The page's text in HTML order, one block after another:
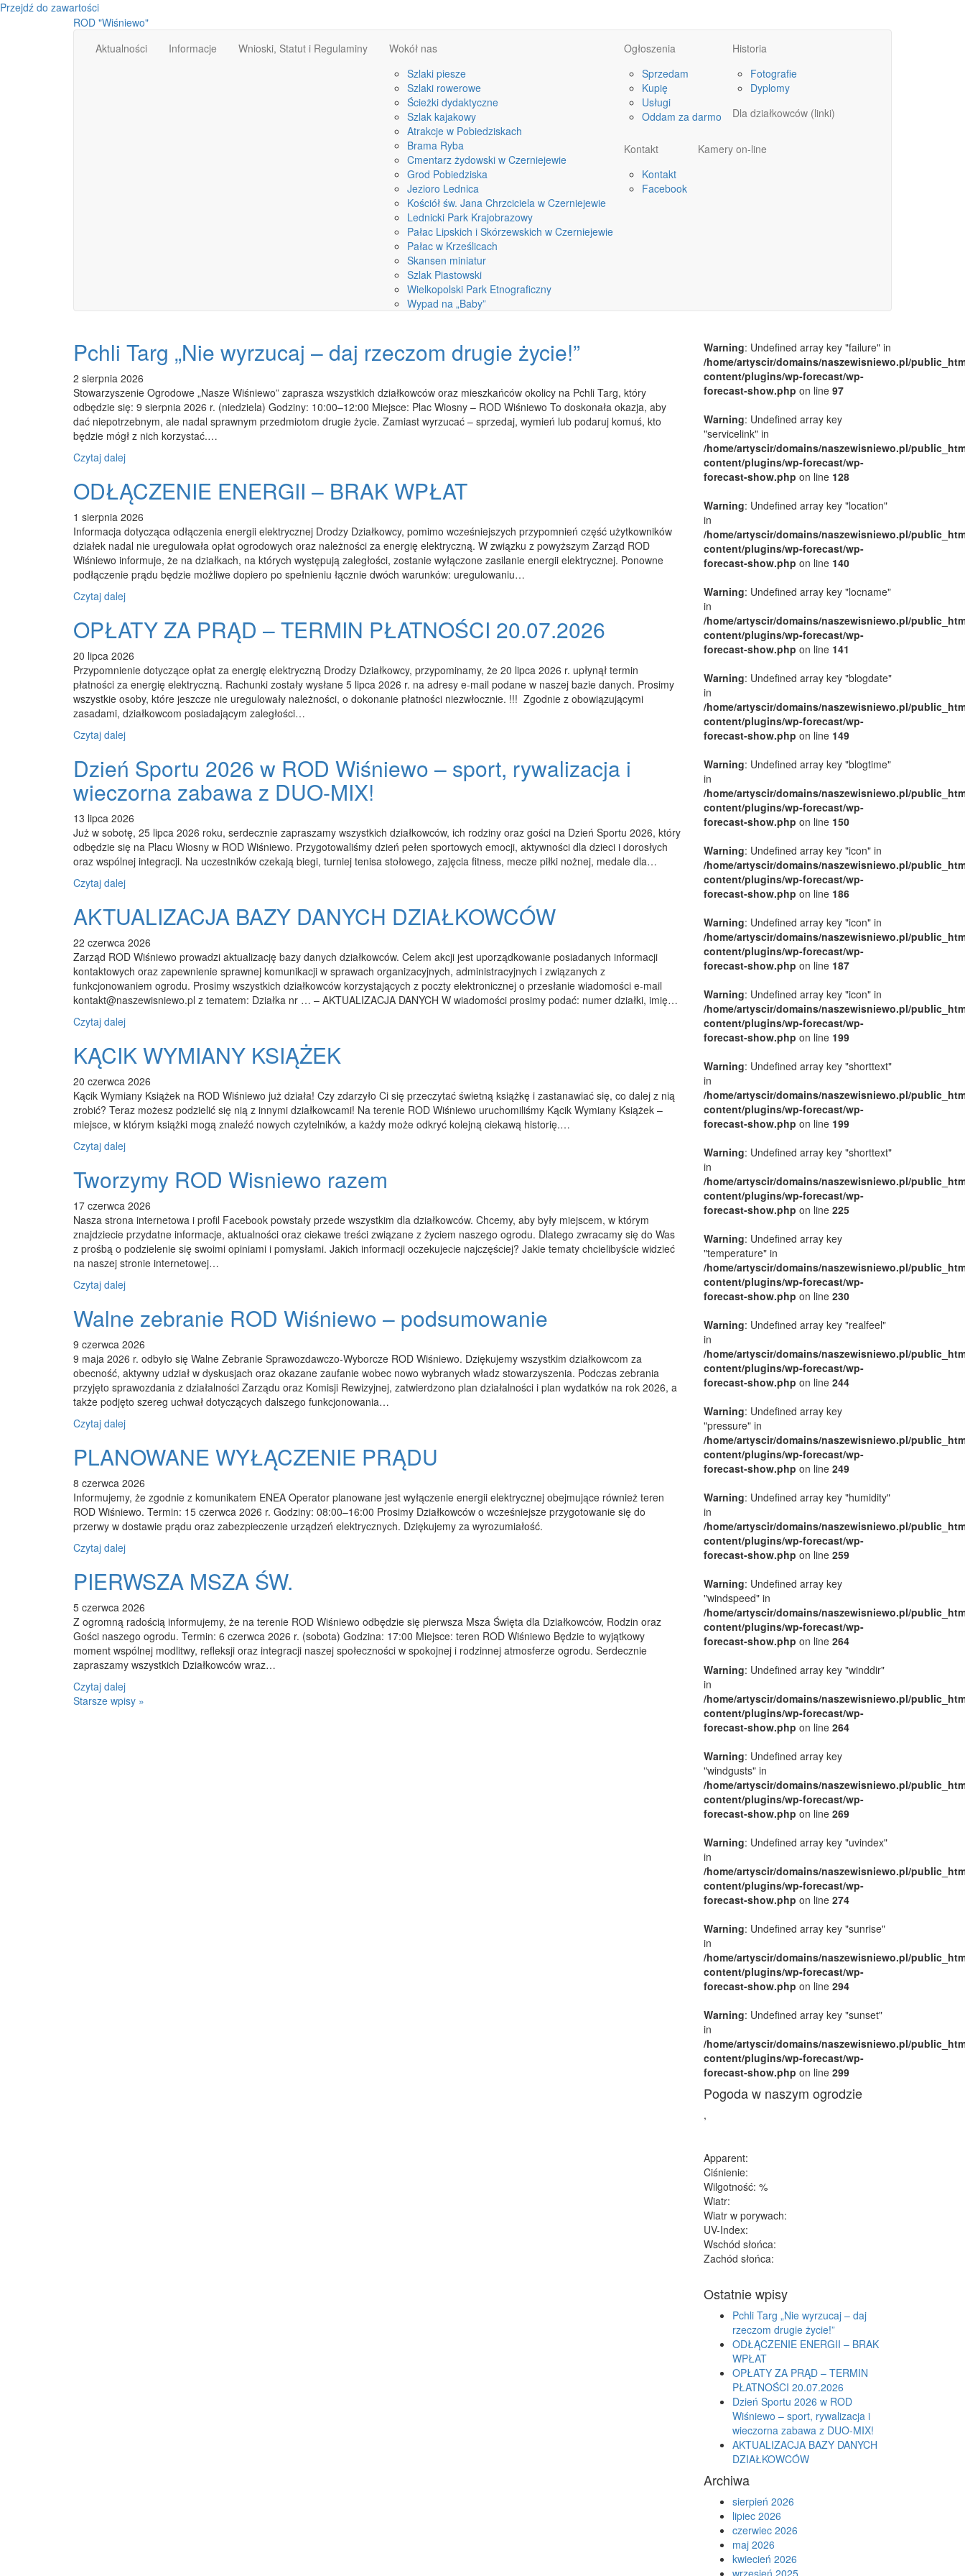
Przejdź do zawartości
ROD "Wiśniewo"
Aktualności
Informacje Wnioski, Statut i Regulaminy
Wokół nas
Szlaki piesze
Szlaki rowerowe
Ścieżki dydaktyczne
Szlak kajakowy
Atrakcje w Pobiedziskach
Brama Ryba
Cmentarz żydowski w Czerniejewie
Grod Pobiedziska
Jezioro Lednica
Kościół św. Jana Chrzciciela w Czerniejewie
Lednicki Park Krajobrazowy
Pałac Lipskich i Skórzewskich w Czerniejewie
Pałac w Krześlicach
Skansen miniatur
Szlak Piastowski
Wielkopolski Park Etnograficzny
Wypad na „Baby”
Ogłoszenia
Sprzedam
Kupię
Usługi
Oddam za darmo
Historia
Fotografie
Dyplomy
Dla działkowców (linki)
Kontakt
Kontakt
Facebook
Kamery on-line
Pchli Targ „Nie wyrzucaj – daj rzeczom drugie życie!”
2 sierpnia 2026
Stowarzyszenie Ogrodowe „Nasze Wiśniewo” zaprasza wszystkich działkowców oraz mieszkańców okolicy na Pchli Targ, który
odbędzie się: 9 sierpnia 2026 r. (niedziela) Godziny: 10:00–12:00 Miejsce: Plac Wiosny – ROD Wiśniewo To doskonała okazja, aby
dać niepotrzebnym, ale nadal sprawnym przedmiotom drugie życie. Zamiast wyrzucać – sprzedaj, wymień lub podaruj komuś, kto
będzie mógł z nich korzystać.…
Czytaj dalej
ODŁĄCZENIE ENERGII – BRAK WPŁAT
1 sierpnia 2026
Informacja dotycząca odłączenia energii elektrycznej Drodzy Działkowcy, pomimo wcześniejszych przypomnień część użytkowników
działek nadal nie uregulowała opłat ogrodowych oraz należności za energię elektryczną. W związku z powyższym Zarząd ROD
Wiśniewo informuje, że na działkach, na których występują zaległości, zostanie wyłączone zasilanie energii elektrycznej. Ponowne
podłączenie prądu będzie możliwe dopiero po spełnieniu łącznie dwóch warunków: uregulowaniu…
Czytaj dalej
OPŁATY ZA PRĄD – TERMIN PŁATNOŚCI 20.07.2026
20 lipca 2026
Przypomnienie dotyczące opłat za energię elektryczną Drodzy Działkowcy, przypominamy, że 20 lipca 2026 r. upłynął termin
płatności za energię elektryczną. Rachunki zostały wysłane 5 lipca 2026 r. na adresy e-mail podane w naszej bazie danych. Prosimy
wszystkie osoby, które jeszcze nie uregulowały należności, o dokonanie płatności niezwłocznie. !!! Zgodnie z obowiązującymi
zasadami, działkowcom posiadającym zaległości…
Czytaj dalej
Dzień Sportu 2026 w ROD Wiśniewo – sport, rywalizacja i
wieczorna zabawa z DUO-MIX!
13 lipca 2026
Już w sobotę, 25 lipca 2026 roku, serdecznie zapraszamy wszystkich działkowców, ich rodziny oraz gości na Dzień Sportu 2026, który
odbędzie się na Placu Wiosny w ROD Wiśniewo. Przygotowaliśmy dzień pełen sportowych emocji, aktywności dla dzieci i dorosłych
oraz wspólnej integracji. Na uczestników czekają biegi, turniej tenisa stołowego, zajęcia fitness, mecze piłki nożnej, medale dla…
Czytaj dalej
AKTUALIZACJA BAZY DANYCH DZIAŁKOWCÓW
22 czerwca 2026
Zarząd ROD Wiśniewo prowadzi aktualizację bazy danych działkowców. Celem akcji jest uporządkowanie posiadanych informacji
kontaktowych oraz zapewnienie sprawnej komunikacji w sprawach organizacyjnych, administracyjnych i związanych z
funkcjonowaniem ogrodu. Prosimy wszystkich działkowców korzystających z poczty elektronicznej o przesłanie wiadomości e-mail
kontakt@naszewisniewo.pl z tematem: Działka nr … – AKTUALIZACJA DANYCH W wiadomości prosimy podać: numer działki, imię…
Czytaj dalej
KĄCIK WYMIANY KSIĄŻEK
20 czerwca 2026
Kącik Wymiany Książek na ROD Wiśniewo już działa! Czy zdarzyło Ci się przeczytać świetną książkę i zastanawiać się, co dalej z nią
zrobić? Teraz możesz podzielić się nią z innymi działkowcami! Na terenie ROD Wiśniewo uruchomiliśmy Kącik Wymiany Książek –
miejsce, w którym książki mogą znaleźć nowych czytelników, a każdy może odkryć kolejną ciekawą historię.…
Czytaj dalej
Tworzymy ROD Wisniewo razem
17 czerwca 2026
Nasza strona internetowa i profil Facebook powstały przede wszystkim dla działkowców. Chcemy, aby były miejscem, w którym
znajdziecie przydatne informacje, aktualności oraz ciekawe treści związane z życiem naszego ogrodu. Dlatego zwracamy się do Was
z prośbą o podzielenie się swoimi opiniami i pomysłami. Jakich informacji oczekujecie najczęściej? Jakie tematy chcielibyście widzieć
na naszej stronie internetowej…
Czytaj dalej
Walne zebranie ROD Wiśniewo – podsumowanie
9 czerwca 2026
9 maja 2026 r. odbyło się Walne Zebranie Sprawozdawczo-Wyborcze ROD Wiśniewo. Dziękujemy wszystkim działkowcom za
obecność, aktywny udział w dyskusjach oraz okazane zaufanie wobec nowo wybranych władz stowarzyszenia. Podczas zebrania
przyjęto sprawozdania z działalności Zarządu oraz Komisji Rewizyjnej, zatwierdzono plan działalności i plan wydatków na rok 2026, a
także podjęto szereg uchwał dotyczących dalszego funkcjonowania…
Czytaj dalej
PLANOWANE WYŁĄCZENIE PRĄDU
8 czerwca 2026
Informujemy, że zgodnie z komunikatem ENEA Operator planowane jest wyłączenie energii elektrycznej obejmujące również teren
ROD Wiśniewo. Termin: 15 czerwca 2026 r. Godziny: 08:00–16:00 Prosimy Działkowców o wcześniejsze przygotowanie się do
przerwy w dostawie prądu oraz zabezpieczenie urządzeń elektrycznych. Dziękujemy za wyrozumiałość.
Czytaj dalej
PIERWSZA MSZA ŚW.
5 czerwca 2026
Z ogromną radością informujemy, że na terenie ROD Wiśniewo odbędzie się pierwsza Msza Święta dla Działkowców, Rodzin oraz
Gości naszego ogrodu. Termin: 6 czerwca 2026 r. (sobota) Godzina: 17:00 Miejsce: teren ROD Wiśniewo Będzie to wyjątkowy
moment wspólnej modlitwy, refleksji oraz integracji naszej społeczności w spokojnej i rodzinnej atmosferze ogrodu. Serdecznie
zapraszamy wszystkich Działkowców wraz…
Czytaj dalej
Starsze wpisy »
Warning: Undefined array key "failure" in
/home/artyscir/domains/naszewisniewo.pl/
content/plugins/wp-forecast/wp-
forecast-show.php on line 97
Warning: Undefined array key
"servicelink" in
/home/artyscir/domains/naszewisniewo.pl/
content/plugins/wp-forecast/wp-
forecast-show.php on line 128
Warning: Undefined array key "location"
in
/home/artyscir/domains/naszewisniewo.pl/
content/plugins/wp-forecast/wp-
forecast-show.php on line 140
Warning: Undefined array key "locname"
in
/home/artyscir/domains/naszewisniewo.pl/
content/plugins/wp-forecast/wp-
forecast-show.php on line 141
Warning: Undefined array key "blogdate"
in
/home/artyscir/domains/naszewisniewo.pl/
content/plugins/wp-forecast/wp-
forecast-show.php on line 149
Warning: Undefined array key "blogtime"
in
/home/artyscir/domains/naszewisniewo.pl/
content/plugins/wp-forecast/wp-
forecast-show.php on line 150
Warning: Undefined array key "icon" in
/home/artyscir/domains/naszewisniewo.pl/
content/plugins/wp-forecast/wp-
forecast-show.php on line 186
Warning: Undefined array key "icon" in
/home/artyscir/domains/naszewisniewo.pl/
content/plugins/wp-forecast/wp-
forecast-show.php on line 187
Warning: Undefined array key "icon" in
/home/artyscir/domains/naszewisniewo.pl/
content/plugins/wp-forecast/wp-
forecast-show.php on line 199
Warning: Undefined array key "shorttext"
in
/home/artyscir/domains/naszewisniewo.pl/
content/plugins/wp-forecast/wp-
forecast-show.php on line 199
Warning: Undefined array key "shorttext"
in
/home/artyscir/domains/naszewisniewo.pl/
content/plugins/wp-forecast/wp-
forecast-show.php on line 225
Warning: Undefined array key
"temperature" in
/home/artyscir/domains/naszewisniewo.pl/
content/plugins/wp-forecast/wp-
forecast-show.php on line 230
Warning: Undefined array key "realfeel"
in
/home/artyscir/domains/naszewisniewo.pl/
content/plugins/wp-forecast/wp-
forecast-show.php on line 244
Warning: Undefined array key
"pressure" in
/home/artyscir/domains/naszewisniewo.pl/
content/plugins/wp-forecast/wp-
forecast-show.php on line 249
Warning: Undefined array key "humidity"
in
/home/artyscir/domains/naszewisniewo.pl/
content/plugins/wp-forecast/wp-
forecast-show.php on line 259
Warning: Undefined array key
"windspeed" in
/home/artyscir/domains/naszewisniewo.pl/
content/plugins/wp-forecast/wp-
forecast-show.php on line 264
Warning: Undefined array key "winddir"
in
/home/artyscir/domains/naszewisniewo.pl/
content/plugins/wp-forecast/wp-
forecast-show.php on line 264
Warning: Undefined array key
"windgusts" in
/home/artyscir/domains/naszewisniewo.pl/
content/plugins/wp-forecast/wp-
forecast-show.php on line 269
Warning: Undefined array key "uvindex"
in
/home/artyscir/domains/naszewisniewo.pl/
content/plugins/wp-forecast/wp-
forecast-show.php on line 274
Warning: Undefined array key "sunrise"
in
/home/artyscir/domains/naszewisniewo.pl/
content/plugins/wp-forecast/wp-
forecast-show.php on line 294
Warning: Undefined array key "sunset"
in
/home/artyscir/domains/naszewisniewo.pl/
content/plugins/wp-forecast/wp-
forecast-show.php on line 299
Pogoda w naszym ogrodzie
,
Apparent:
Ciśnienie:
Wilgotność: %
Wiatr:
Wiatr w porywach:
UV-Index:
Wschód słońca:
Zachód słońca:
Ostatnie wpisy
Pchli Targ „Nie wyrzucaj – daj
rzeczom drugie życie!”
ODŁĄCZENIE ENERGII – BRAK
WPŁAT
OPŁATY ZA PRĄD – TERMIN
PŁATNOŚCI 20.07.2026
Dzień Sportu 2026 w ROD
Wiśniewo – sport, rywalizacja i
wieczorna zabawa z DUO-MIX!
AKTUALIZACJA BAZY DANYCH
DZIAŁKOWCÓW
Archiwa
sierpień 2026
lipiec 2026
czerwiec 2026
maj 2026
kwiecień 2026
wrzesień 2025